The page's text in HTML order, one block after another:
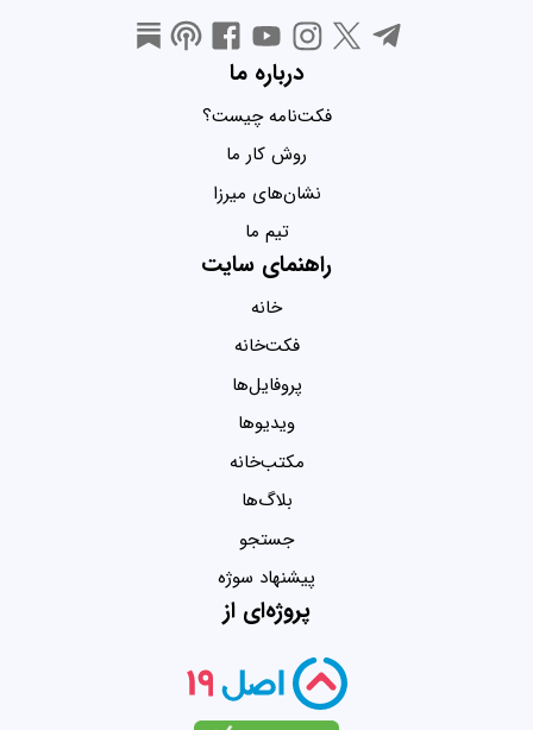
درباره ما
فکت‌نامه چیست؟
روش کار ما
نشان‌های میرزا
تیم ما
راهنمای سایت
خانه
فکت‌خانه
پروفایل‌ها
ویدیو‌ها
مکتب‌خانه
بلاگ‌ها
جستجو
پیشنهاد سوژه
پروژه‌ای از